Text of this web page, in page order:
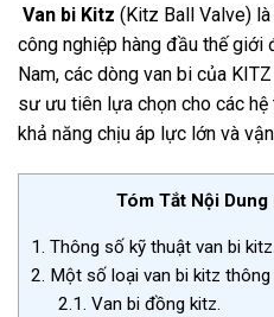
Van bi Kitz (Kitz Ball Valve)
công nghiệp hàng đầu thế giới
Nam, các dòng van bi của
sư ưu tiên lựa chọn cho các
khả năng chịu áp lực lớn và
Tóm Tắt Nội Dung
1. Thông số kỹ thuật van bi kitz.
2. Một số loại van bi kitz
2.1. Van bi đồng kitz.